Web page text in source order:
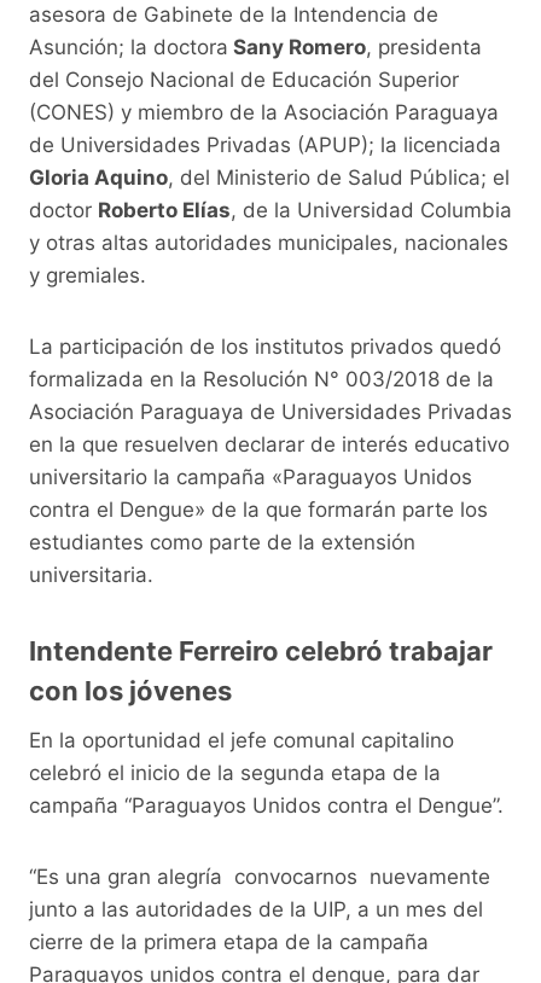
asesora de Gabinete de la Intendencia de
Asunción; la doctora Sany Romero, presidenta
del Consejo Nacional de Educación Superior
(CONES) y miembro de la Asociación Paraguaya
de Universidades Privadas (APUP); la licenciada
Gloria Aquino, del Ministerio de Salud Pública; el
doctor Roberto Elías, de la Universidad Columbia
y otras altas autoridades municipales, nacionales
y gremiales.
La participación de los institutos privados quedó
formalizada en la Resolución N° 003/2018 de la
Asociación Paraguaya de Universidades Privadas
en la que resuelven declarar de interés educativo
universitario la campaña «Paraguayos Unidos
contra el Dengue» de la que formarán parte los
estudiantes como parte de la extensión
universitaria.
Intendente Ferreiro celebró trabajar
con los jóvenes
En la oportunidad el jefe comunal capitalino
celebró el inicio de la segunda etapa de la
campaña “Paraguayos Unidos contra el Dengue”.
“Es una gran alegría convocarnos nuevamente
junto a las autoridades de la UIP, a un mes del
cierre de la primera etapa de la campaña
Paraguayos unidos contra el dengue, para dar